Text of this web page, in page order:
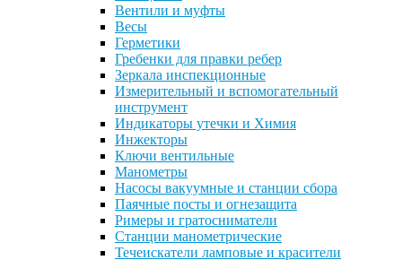
Вентили и муфты
Весы
Герметики
Гребенки для правки ребер
Зеркала инспекционные
Измерительный и вспомогательный
инструмент
Индикаторы утечки и Химия
Инжекторы
Ключи вентильные
Манометры
Насосы вакуумные и станции сбора
Паячные посты и огнезащита
Римеры и гратосниматели
Станции манометрические
Течеискатели ламповые и красители